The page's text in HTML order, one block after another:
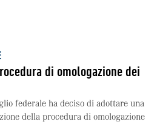
di omologazione dei
federale ha deciso di adottare una
della procedura di omologazione